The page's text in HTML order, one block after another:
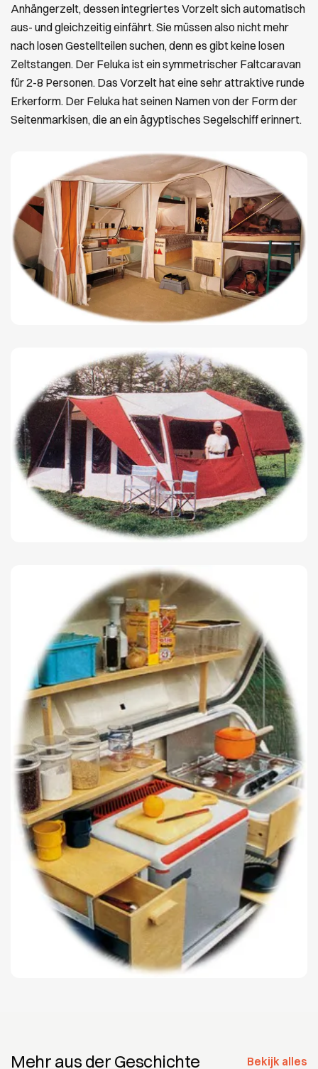
Anhängerzelt, dessen integriertes Vorzelt sich automatisch
aus- und gleichzeitig einfährt. Sie müssen also nicht mehr
nach losen Gestellteilen suchen, denn es gibt keine losen
Zeltstangen. Der Feluka ist ein symmetrischer Faltcaravan
für 2-8 Personen. Das Vorzelt hat eine sehr attraktive runde
Erkerform. Der Feluka hat seinen Namen von der Form der
Seitenmarkisen, die an ein ägyptisches Segelschiff erinnert.
Mehr aus der Geschichte Bekijk alles